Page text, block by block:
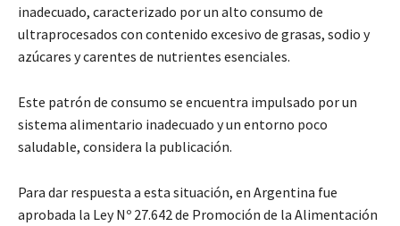
inadecuado, caracterizado por un alto consumo de
ultraprocesados con contenido excesivo de grasas, sodio y
azúcares y carentes de nutrientes esenciales.
Este patrón de consumo se encuentra impulsado por un
sistema alimentario inadecuado y un entorno poco
saludable, considera la publicación.
Para dar respuesta a esta situación, en Argentina fue
aprobada la Ley Nº 27.642 de Promoción de la Alimentación